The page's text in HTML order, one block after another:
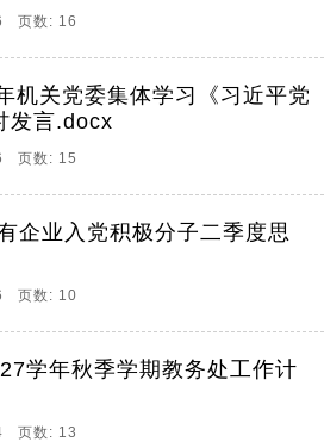
页数: 16
机关党委集体学习《习近平党
发言.docx
页数: 15
企业入党积极分子二季度思
页数: 10
学年秋季学期教务处工作计
页数: 13